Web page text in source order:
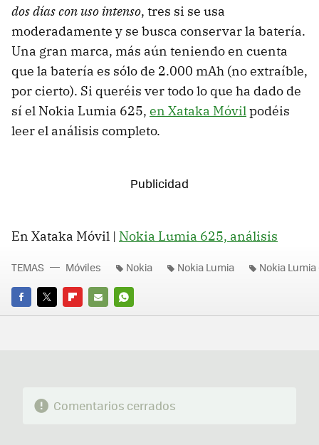
dos días con uso intenso, tres si se usa
moderadamente y se busca conservar la batería.
Una gran marca, más aún teniendo en cuenta
que la batería es sólo de 2.000 mAh (no extraíble,
por cierto). Si queréis ver todo lo que ha dado de
sí el Nokia Lumia 625, en Xataka Móvilpodéis
leer el análisis completo.
En Xataka Móvil | Nokia Lumia 625, análisis
FACEBOOK
TWITTERFLIPBOARD
E-
WHATSAPP
TEMAS Móviles Nokia Nokia Lumia Nokia Lumia
Comentarios cerrados